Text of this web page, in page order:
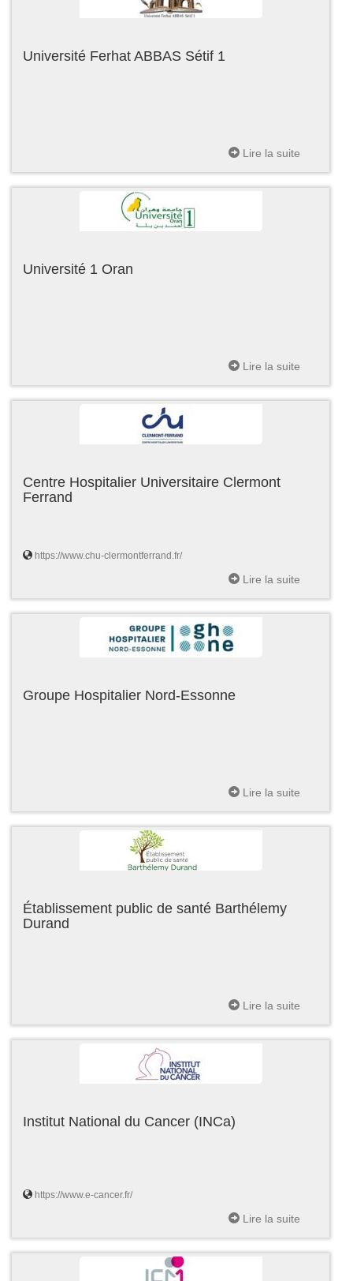
Université Ferhat ABBAS Sétif 1
Lire la suite
Université 1 Oran
Lire la suite
Centre Hospitalier Universitaire Clermont
Ferrand
https://www.chu-clermontferrand.fr/
Lire la suite
Groupe Hospitalier Nord-Essonne
Lire la suite
Établissement public de santé Barthélemy
Durand
Lire la suite
Institut National du Cancer (INCa)
https://www.e-cancer.fr/
Lire la suite